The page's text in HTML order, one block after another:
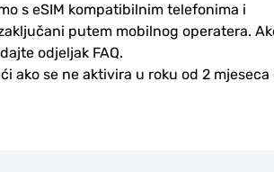
s eSIM kompatibilnim telefonima i
putem mobilnog operatera.
odjeljak FAQ.
ako se ne aktivira u roku od 2 mjeseca